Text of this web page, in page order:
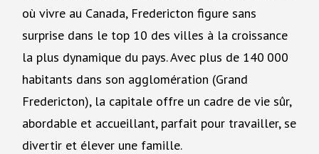
où vivre au Canada, Fredericton figure sans
surprise dans le top 10 des villes à la croissance
la plus dynamique du pays. Avec plus de 140 000
habitants dans son agglomération (Grand
Fredericton), la capitale offre un cadre de vie sûr,
abordable et accueillant, parfait pour travailler, se
divertir et élever une famille.